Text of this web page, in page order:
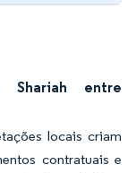
Shariah entre
locais criam
contratuais e